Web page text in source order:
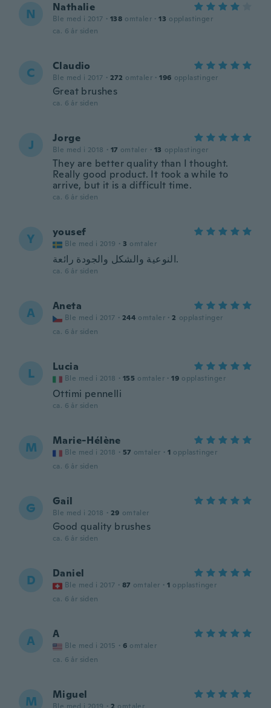
N Nathalie
Ble med i 2017 · 138 omtaler · 13 opplastinger
ca. 6 år siden
C Claudio
Ble med i 2017 · 272 omtaler · 196 opplastinger
Great brushes
ca. 6 år siden
J Jorge
Ble med i 2018 · 17 omtaler · 13 opplastinger
They are better quality than I thought.
Really good product. It took a while to
arrive, but it is a difficult time.
ca. 6 år siden
Y yousef
Ble med i 2019 · 3 omtaler
النوعية والشكل والجودة رائعة.
ca. 6 år siden
A Aneta
Ble med i 2017 · 244 omtaler · 2 opplastinger
ca. 6 år siden
L Lucia
Ble med i 2018 · 155 omtaler · 19 opplastinger
Ottimi pennelli
ca. 6 år siden
M Marie-Hélène
Ble med i 2018 · 57 omtaler · 1 opplastinger
ca. 6 år siden
G Gail
Ble med i 2018 · 29 omtaler
Good quality brushes
ca. 6 år siden
D Daniel
Ble med i 2017 · 87 omtaler · 1 opplastinger
ca. 6 år siden
A A
Ble med i 2015 · 6 omtaler
ca. 6 år siden
M Miguel